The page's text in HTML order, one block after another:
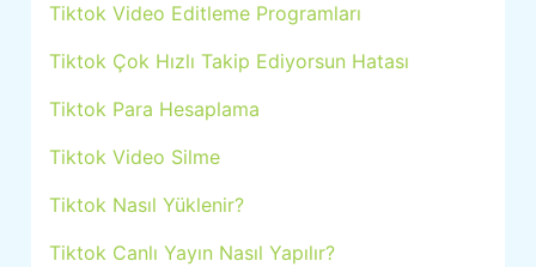
Tiktok Video Editleme Programları
Tiktok Çok Hızlı Takip Ediyorsun Hatası
Tiktok Para Hesaplama
Tiktok Video Silme
Tiktok Nasıl Yüklenir?
Tiktok Canlı Yayın Nasıl Yapılır?